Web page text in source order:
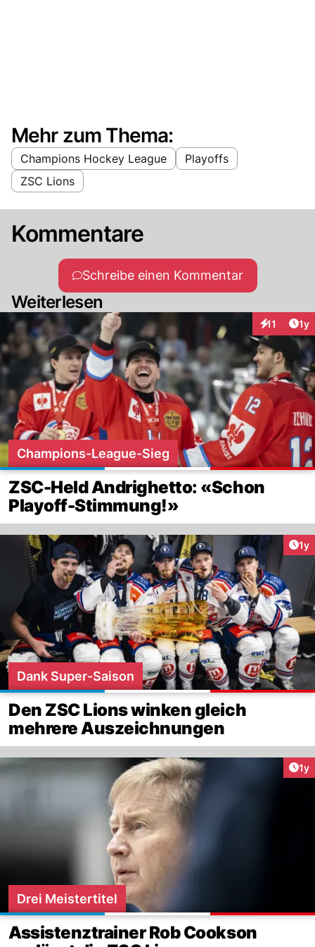
Mehr zum Thema:
Champions Hockey League
Playoffs
ZSC Lions
Kommentare
Schreibe einen Kommentar
Weiterlesen
11 1y
Champions-League-Sieg
ZSC-Held Andrighetto: «Schon
Playoff-Stimmung!»
1y
Dank Super-Saison
Den ZSC Lions winken gleich
mehrere Auszeichnungen
1y
Drei Meistertitel
Assistenztrainer Rob Cookson